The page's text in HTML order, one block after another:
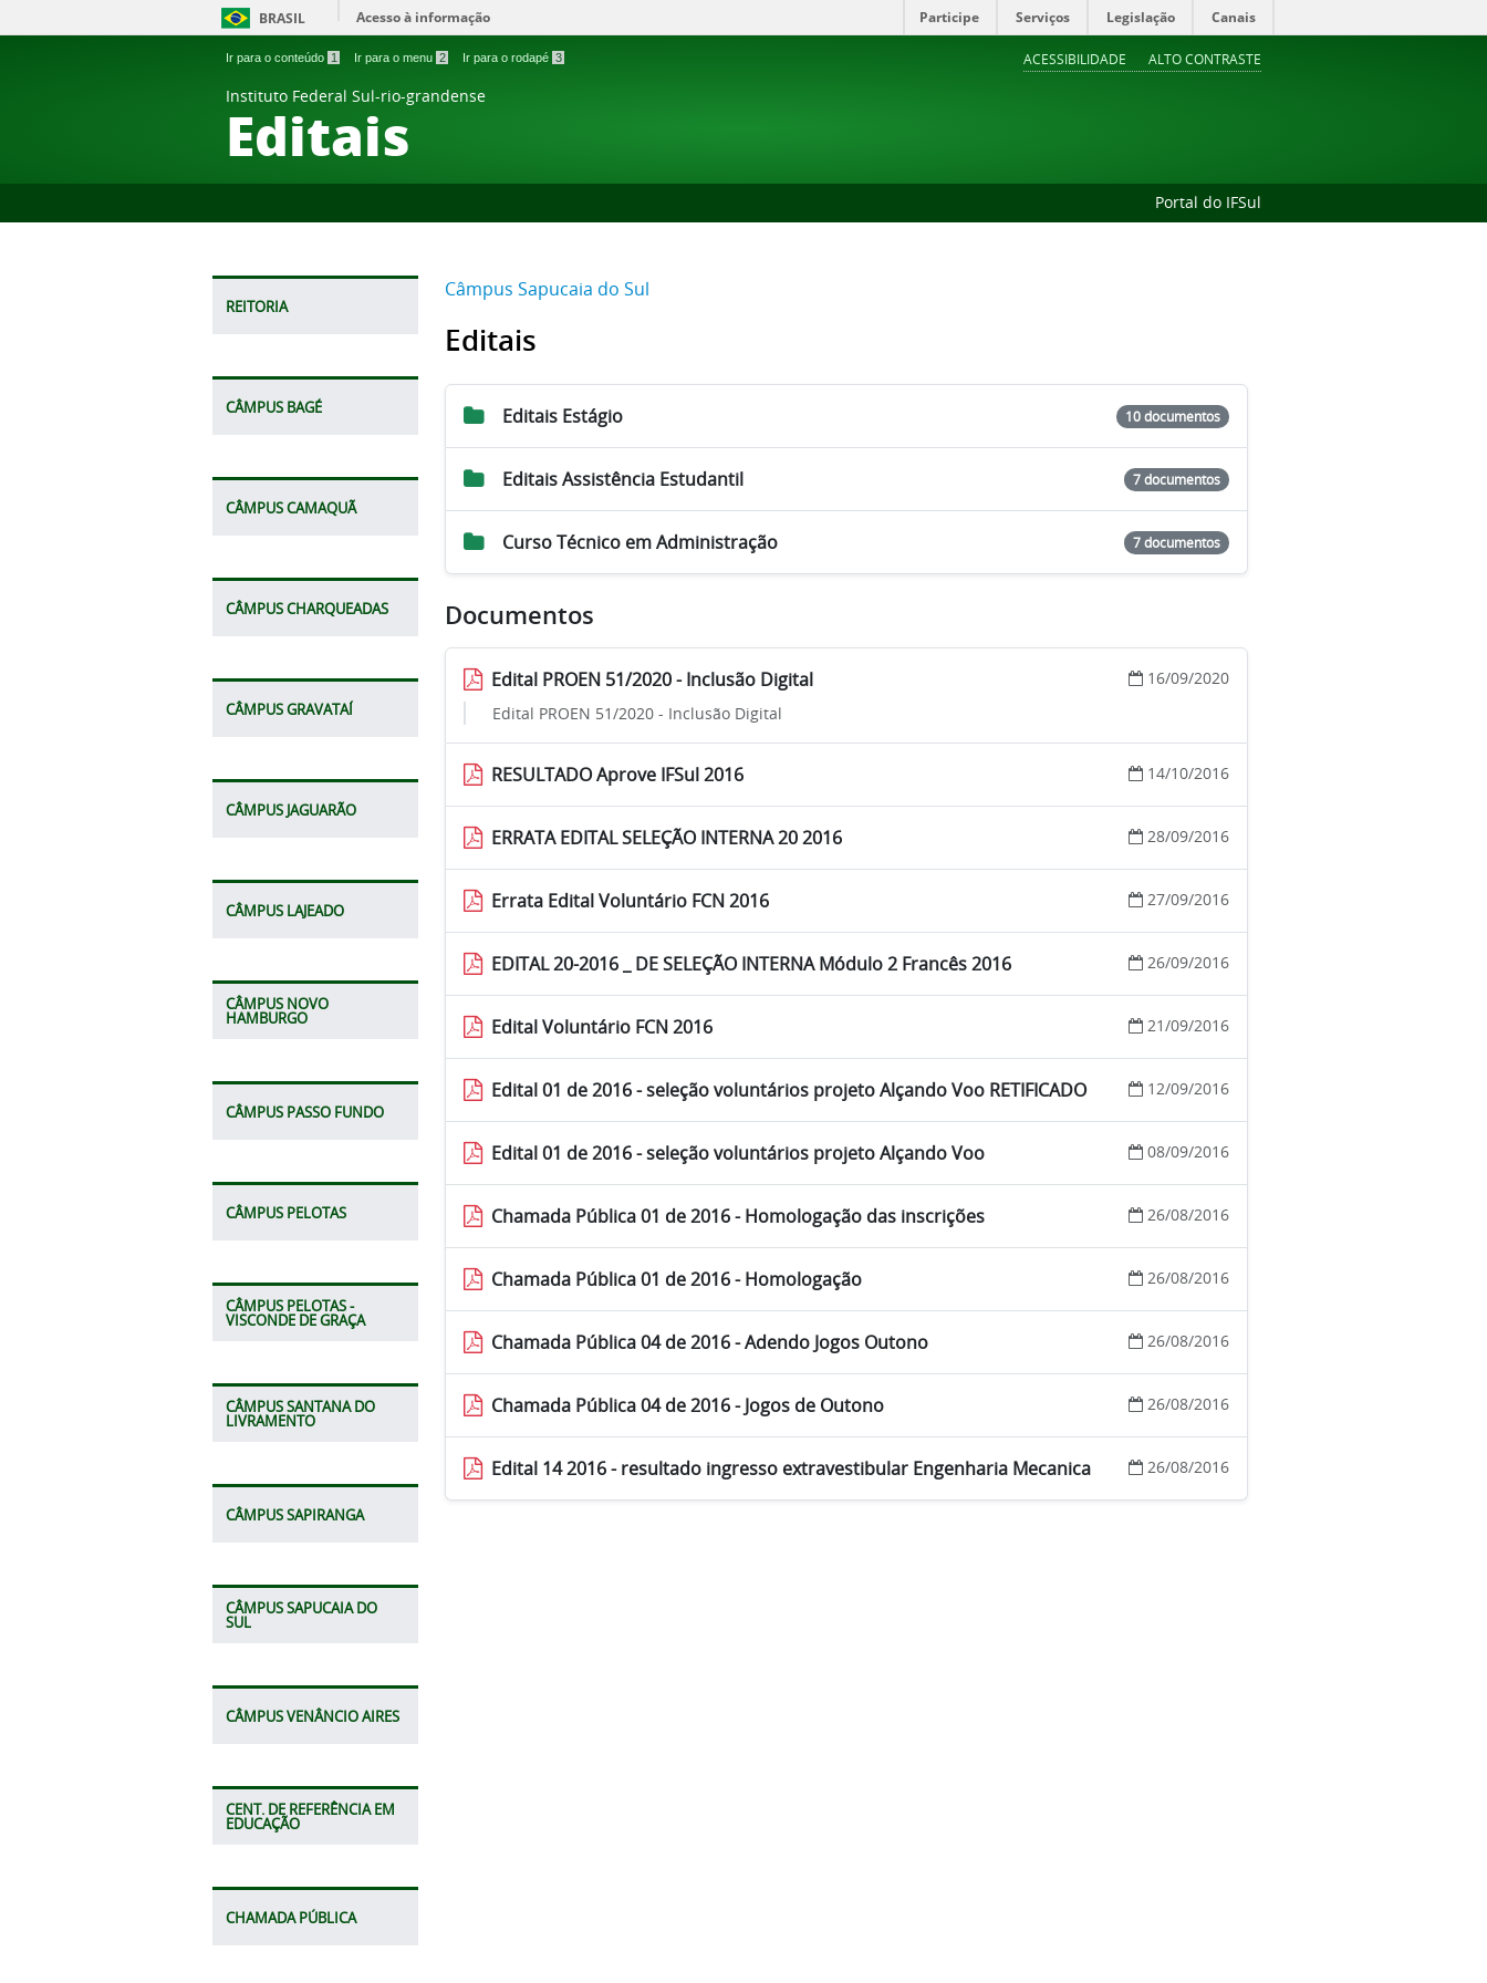
BRASIL Acesso à informação Participe Serviços Legislação Canais
Ir para o conteúdo 1 Ir para o menu 2 Ir para o rodapé 3 ACESSIBILIDADE ALTO CONTRASTE
Instituto Federal Sul-rio-grandense
Editais
Portal do IFSul
REITORIA
CÂMPUS BAGÉ
CÂMPUS CAMAQUÃ
CÂMPUS CHARQUEADAS
CÂMPUS GRAVATAÍ
CÂMPUS JAGUARÃO
CÂMPUS LAJEADO
CÂMPUS NOVO
HAMBURGO
CÂMPUS PASSO FUNDO
CÂMPUS PELOTAS
CÂMPUS PELOTAS -
VISCONDE DE GRAÇA
CÂMPUS SANTANA DO
LIVRAMENTO
CÂMPUS SAPIRANGA
CÂMPUS SAPUCAIA DO
SUL
CÂMPUS VENÂNCIO AIRES
CENT. DE REFERÊNCIA EM
EDUCAÇÃO
CHAMADA PÚBLICA
Câmpus Sapucaia do Sul
Editais
Editais Estágio 10 documentos
Editais Assistência Estudantil 7 documentos
Curso Técnico em Administração 7 documentos
Documentos
Edital PROEN 51/2020 - Inclusão Digital
16/09/2020
Edital PROEN 51/2020 - Inclusão Digital
RESULTADO Aprove IFSul 2016 14/10/2016
ERRATA EDITAL SELEÇÃO INTERNA 20 2016 28/09/2016
Errata Edital Voluntário FCN 2016 27/09/2016
EDITAL 20-2016 _ DE SELEÇÃO INTERNA Módulo 2 Francês 2016 26/09/2016
Edital Voluntário FCN 2016 21/09/2016
Edital 01 de 2016 - seleção voluntários projeto Alçando Voo RETIFICADO 12/09/2016
Edital 01 de 2016 - seleção voluntários projeto Alçando Voo 08/09/2016
Chamada Pública 01 de 2016 - Homologação das inscrições 26/08/2016
Chamada Pública 01 de 2016 - Homologação 26/08/2016
Chamada Pública 04 de 2016 - Adendo Jogos Outono 26/08/2016
Chamada Pública 04 de 2016 - Jogos de Outono 26/08/2016
Edital 14 2016 - resultado ingresso extravestibular Engenharia Mecanica 26/08/2016